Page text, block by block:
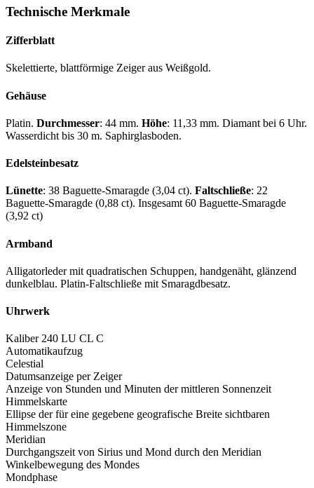
Technische Merkmale
Zifferblatt
Skelettierte, blattförmige Zeiger aus Weißgold.
Gehäuse
Platin. Durchmesser: 44 mm. Höhe: 11,33 mm. Diamant bei 6 Uhr.
Wasserdicht bis 30 m. Saphirglasboden.
Edelsteinbesatz
Lünette: 38 Baguette-Smaragde (3,04 ct). Faltschließe: 22
Baguette-Smaragde (0,88 ct). Insgesamt 60 Baguette-Smaragde
(3,92 ct)
Armband
Alligatorleder mit quadratischen Schuppen, handgenäht, glänzend
dunkelblau. Platin-Faltschließe mit Smaragdbesatz.
Uhrwerk
Kaliber 240 LU CL C
Automatikaufzug
Celestial
Datumsanzeige per Zeiger
Anzeige von Stunden und Minuten der mittleren Sonnenzeit
Himmelskarte
Ellipse der für eine gegebene geografische Breite sichtbaren
Himmelszone
Meridian
Durchgangszeit von Sirius und Mond durch den Meridian
Winkelbewegung des Mondes
Mondphase